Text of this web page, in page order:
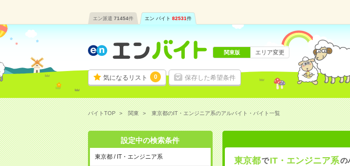
エン派遣 71454件 エン バイト 82531件
気になるリスト 0 保存した希望条件
関東版 エリア変更
バイトTOP 関東 東京都のIT・エンジニア系のアルバイト・バイト一覧
設定中の検索条件
東京都 / IT・エンジニア系 東京都で IT・エンジニア系の